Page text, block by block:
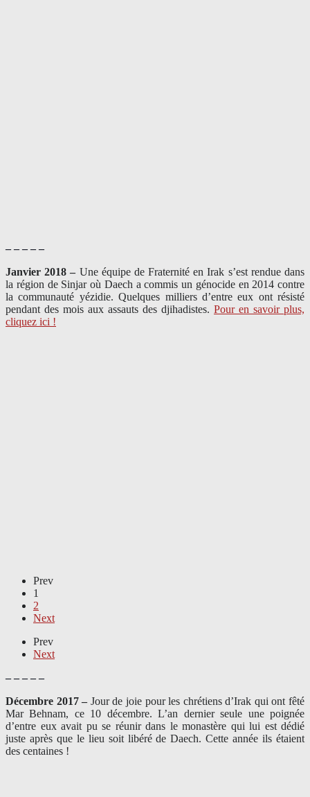
– – – – –
Janvier 2018 – Une équipe de Fraternité en Irak s’est rendue dans
la région de Sinjar où Daech a commis un génocide en 2014 contre
la communauté yézidie. Quelques milliers d’entre eux ont résisté
pendant des mois aux assauts des djihadistes. Pour en savoir plus,
cliquez ici !
Prev
1
2
Next
Prev
Next
– – – – –
Décembre 2017 – Jour de joie pour les chrétiens d’Irak qui ont fêté
Mar Behnam, ce 10 décembre. L’an dernier seule une poignée
d’entre eux avait pu se réunir dans le monastère qui lui est dédié
juste après que le lieu soit libéré de Daech. Cette année ils étaient
des centaines !